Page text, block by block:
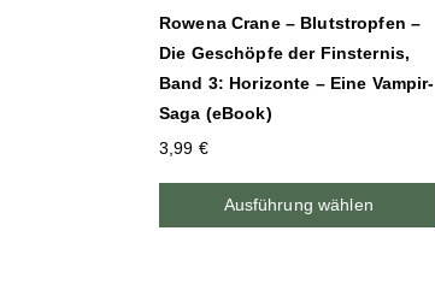
Rowena Crane – Blutstropfen –
Die Geschöpfe der Finsternis,
Band 3: Horizonte – Eine Vampir-
Saga (eBook)
3,99 €
Ausführung wählen